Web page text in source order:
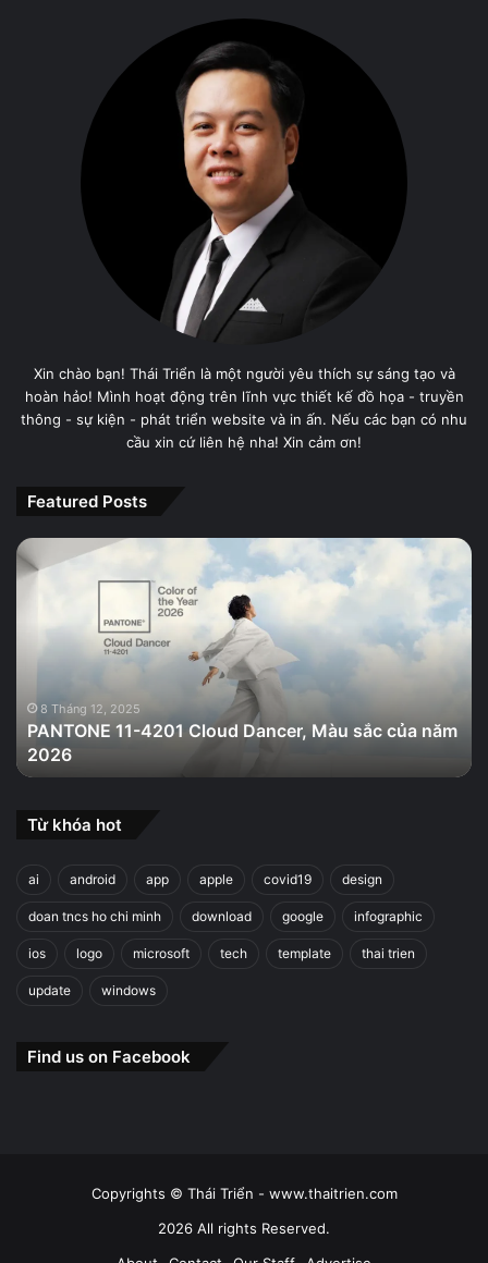
Xin chào bạn! Thái Triển là một người yêu thích sự sáng tạo và
hoàn hảo! Mình hoạt động trên lĩnh vực thiết kế đồ họa - truyền
thông - sự kiện - phát triển website và in ấn. Nếu các bạn có nhu
cầu xin cứ liên hệ nha! Xin cảm ơn!
Featured Posts
PANTONE
11-
Màu
của
năm
2026
8 Tháng 12, 2025
PANTONE 11-4201 Cloud Dancer, Màu sắc của năm
2026
Từ khóa hot
ai android app apple covid19 design
doan tncs ho chi minh download google infographic
ios logo microsoft tech template thai trien
update windows
Find us on Facebook
Copyrights © Thái Triển - www.thaitrien.com
2026 All rights Reserved.